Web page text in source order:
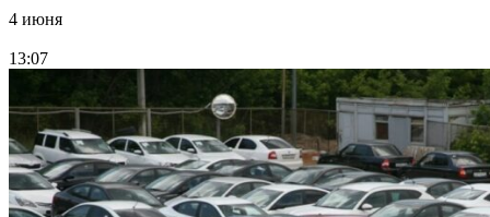
4 июня
13:07